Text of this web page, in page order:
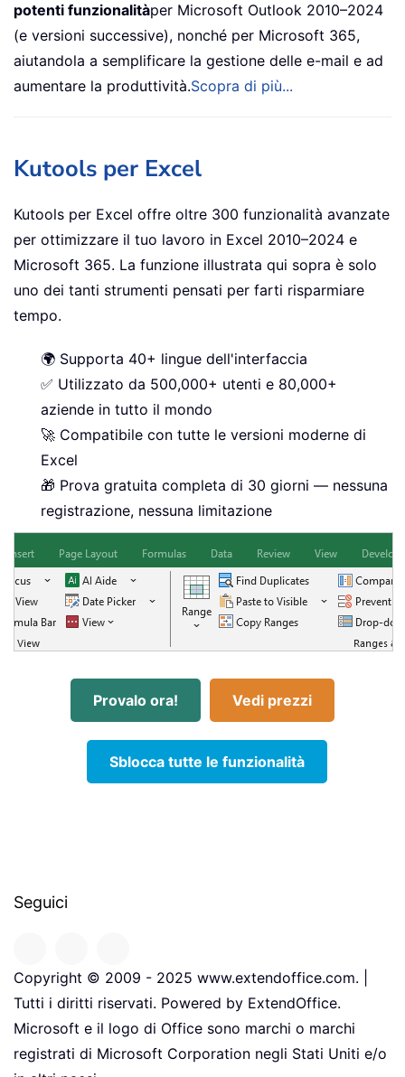
potenti funzionalitàper Microsoft Outlook 2010–2024
(e versioni successive), nonché per Microsoft 365,
aiutandola a semplificare la gestione delle e-mail e ad
aumentare la produttività.Scopra di più...
Kutools per Excel
Kutools per Excel offre oltre 300 funzionalità avanzate
per ottimizzare il tuo lavoro in Excel 2010–2024 e
Microsoft 365. La funzione illustrata qui sopra è solo
uno dei tanti strumenti pensati per farti risparmiare
tempo.
🌍 Supporta 40+ lingue dell'interfaccia
✅ Utilizzato da 500,000+ utenti e 80,000+
aziende in tutto il mondo
🚀 Compatibile con tutte le versioni moderne di
Excel
🎁 Prova gratuita completa di 30 giorni — nessuna
registrazione, nessuna limitazione
Provalo ora! Vedi prezzi
Sblocca tutte le funzionalità
Seguici
Copyright © 2009 - 2025 www.extendoffice.com. |
Tutti i diritti riservati. Powered by ExtendOffice.
Microsoft e il logo di Office sono marchi o marchi
registrati di Microsoft Corporation negli Stati Uniti e/o